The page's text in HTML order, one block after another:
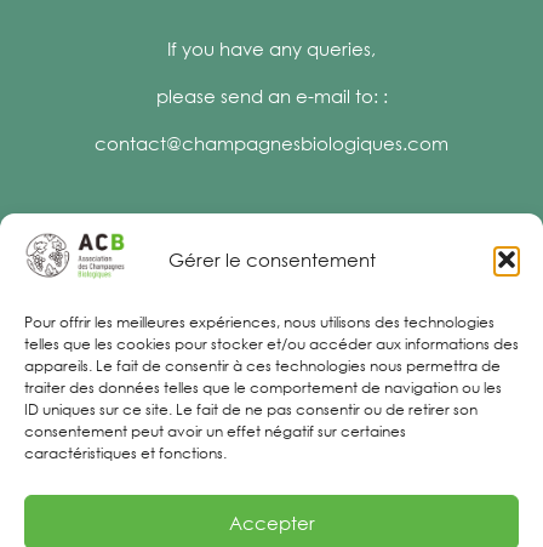
Gérer le consentement
Pour offrir les meilleures expériences, nous utilisons des technologies
telles que les cookies pour stocker et/ou accéder aux informations des
appareils. Le fait de consentir à ces technologies nous permettra de
traiter des données telles que le comportement de navigation ou les
ID uniques sur ce site. Le fait de ne pas consentir ou de retirer son
consentement peut avoir un effet négatif sur certaines
caractéristiques et fonctions.
Accepter
If you have any queries,
please send an e-mail to: :
contact@champagnesbiologiques.com